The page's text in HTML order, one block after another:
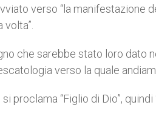
verso “la manifestazione
che sarebbe stato loro dato
verso la quale
proclama “Figlio di Dio”,